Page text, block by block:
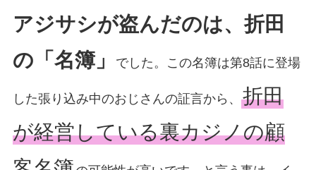
アジサシが盗んだのは、折田
の「名簿」
でした。この名簿は第8話に登場
した張り込み中のおじさんの証言から、 折田
が経営している裏カジノの顧